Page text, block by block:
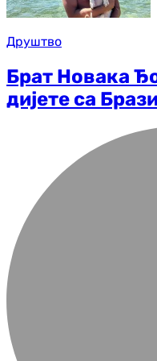
Друштво
Брат Новака
дијете са